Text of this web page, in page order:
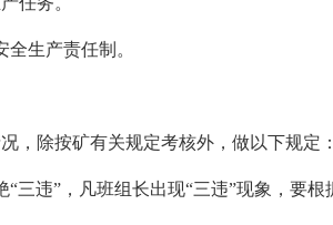
生产责任制。
，除按矿有关规定考核外，做以下规定：
“三违”，凡班组长出现“三违”现象，要根